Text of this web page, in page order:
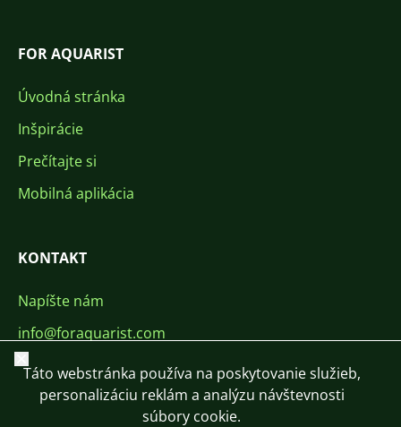
FOR AQUARIST
Úvodná stránka
Inšpirácie
Prečítajte si
Mobilná aplikácia
KONTAKT
Napíšte nám
info@foraquarist.com
+420 603 449 602
Zavrieť
Táto webstránka používa na poskytovanie služieb,
personalizáciu reklám a analýzu návštevnosti
súbory cookie.